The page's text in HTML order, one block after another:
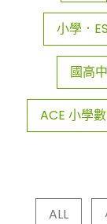
小學．
國高
ACE 小學
ALL